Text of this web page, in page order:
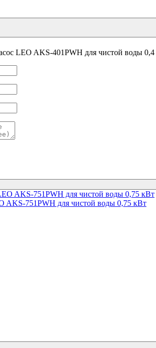
LEO AKS-401PWH для чистой воды
AKS-751PWH для чистой воды 0,75 кВт